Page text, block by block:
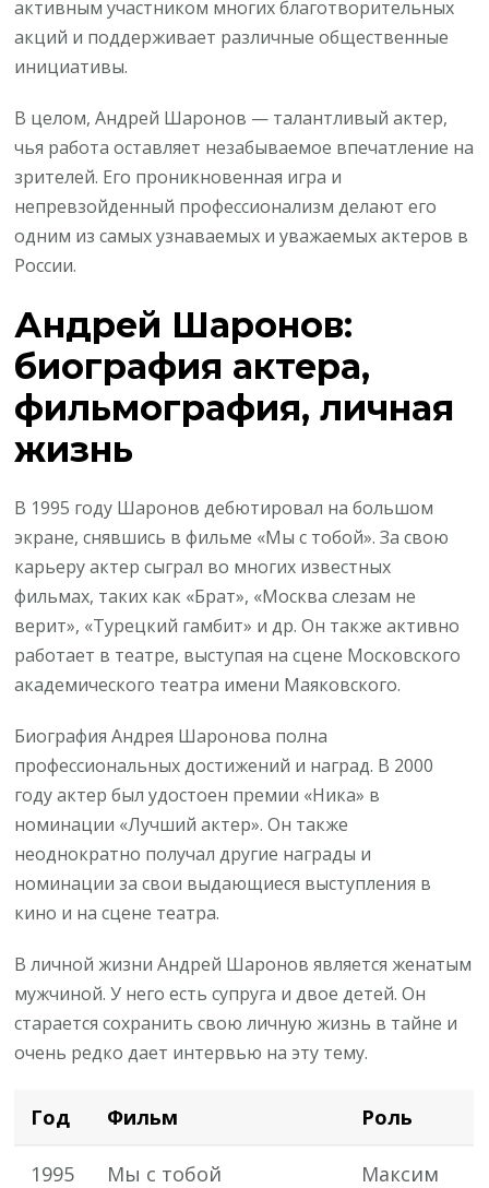
активным участником многих благотворительных
акций и поддерживает различные общественные
инициативы.
В целом, Андрей Шаронов — талантливый актер,
чья работа оставляет незабываемое впечатление на
зрителей. Его проникновенная игра и
непревзойденный профессионализм делают его
одним из самых узнаваемых и уважаемых актеров в
России.
Андрей Шаронов:
биография актера,
фильмография, личная
жизнь
В 1995 году Шаронов дебютировал на большом
экране, снявшись в фильме «Мы с тобой». За свою
карьеру актер сыграл во многих известных
фильмах, таких как «Брат», «Москва слезам не
верит», «Турецкий гамбит» и др. Он также активно
работает в театре, выступая на сцене Московского
академического театра имени Маяковского.
Биография Андрея Шаронова полна
профессиональных достижений и наград. В 2000
году актер был удостоен премии «Ника» в
номинации «Лучший актер». Он также
неоднократно получал другие награды и
номинации за свои выдающиеся выступления в
кино и на сцене театра.
В личной жизни Андрей Шаронов является женатым
мужчиной. У него есть супруга и двое детей. Он
старается сохранить свою личную жизнь в тайне и
очень редко дает интервью на эту тему.
Год Фильм Роль
1995 Мы с тобой Максим